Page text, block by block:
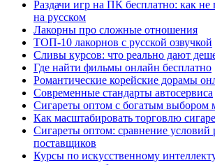
Раздачи игр на ПК бесплатно: как не
на русском
Лакорны про сложные отношения
ТОП-10 лакорнов с русской озвучкой
Сливы курсов: что реально дают
Где найти фильмы онлайн бесплатно
Романтические корейские дорамы
Современные стандарты автосервиса
Сигареты оптом с богатым выбором
Как масштабировать торговлю
Сигареты оптом: сравнение условий
поставщиков
Курсы по искусственному